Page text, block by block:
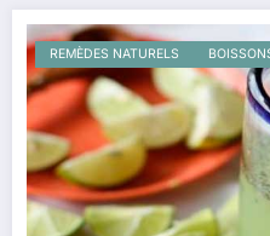
REMÈDES NATURELS